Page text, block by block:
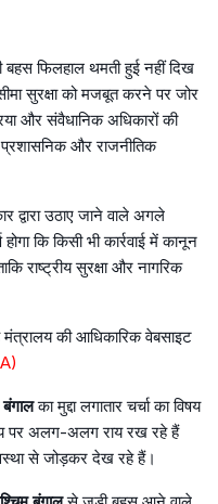
फिलहाल थमती हुई नहीं दिख
सुरक्षा को मजबूत करने पर जोर
और संवैधानिक अधिकारों की
और राजनीतिक
उठाए जाने वाले अगले
कि किसी भी कार्रवाई में कानून
राष्ट्रीय सुरक्षा और नागरिक
की आधिकारिक वेबसाइट
का मुद्दा लगातार चर्चा का विषय
पर अलग-अलग राय रख रहे हैं
से जोड़कर देख रहे हैं।